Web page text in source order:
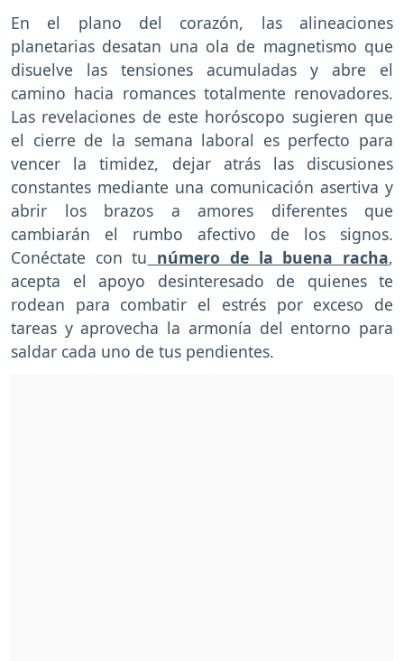
En el plano del corazón, las alineaciones
planetarias desatan una ola de magnetismo que
disuelve las tensiones acumuladas y abre el
camino hacia romances totalmente renovadores.
Las revelaciones de este horóscopo sugieren que
el cierre de la semana laboral es perfecto para
vencer la timidez, dejar atrás las discusiones
constantes mediante una comunicación asertiva y
abrir los brazos a amores diferentes que
cambiarán el rumbo afectivo de los signos.
Conéctate con tu número de la buena racha,
acepta el apoyo desinteresado de quienes te
rodean para combatir el estrés por exceso de
tareas y aprovecha la armonía del entorno para
saldar cada uno de tus pendientes.